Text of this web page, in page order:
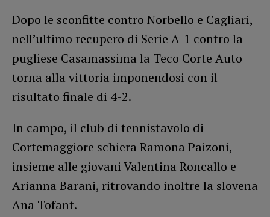
Dopo le sconfitte contro Norbello e Cagliari,
nell’ultimo recupero di Serie A-1 contro la
pugliese Casamassima la Teco Corte Auto
torna alla vittoria imponendosi con il
risultato finale di 4-2.
In campo, il club di tennistavolo di
Cortemaggiore schiera Ramona Paizoni,
insieme alle giovani Valentina Roncallo e
Arianna Barani, ritrovando inoltre la slovena
Ana Tofant.